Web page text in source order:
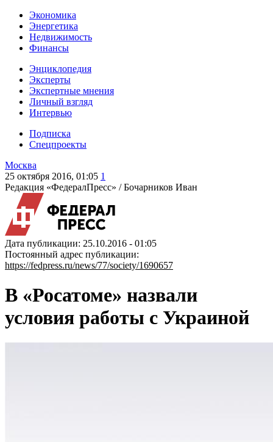
Экономика
Энергетика
Недвижимость
Финансы
Энциклопедия
Эксперты
Экспертные мнения
Личный взгляд
Интервью
Подписка
Спецпроекты
Москва
25 октября 2016, 01:05 1
Редакция «ФедералПресс» /Бочарников Иван
Дата публикации: 25.10.2016 - 01:05
Постоянный адрес публикации:
https://fedpress.ru/news/77/society/1690657
В «Росатоме» назвали
условия работы с Украиной